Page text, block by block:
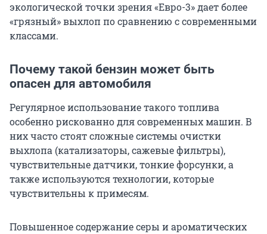
экологической точки зрения «Евро-3» дает более
«грязный» выхлоп по сравнению с современными
классами.
Почему такой бензин может быть
опасен для автомобиля
Регулярное использование такого топлива
особенно рискованно для современных машин. В
них часто стоят сложные системы очистки
выхлопа (катализаторы, сажевые фильтры),
чувствительные датчики, тонкие форсунки, а
также используются технологии, которые
чувствительны к примесям.
Повышенное содержание серы и ароматических